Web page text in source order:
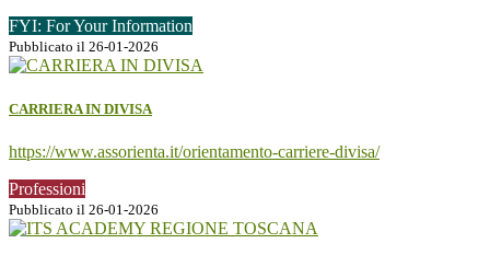
FYI: For Your Information
Pubblicato il 26-01-2026
CARRIERA IN DIVISA
https://www.assorienta.it/orientamento-carriere-divisa/
Professioni
Pubblicato il 26-01-2026